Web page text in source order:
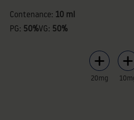
Contenance: 10 ml
PG: 50%VG: 50%
20mg